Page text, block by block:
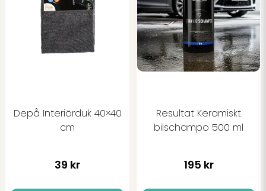
Depå Interiörduk 40×40
cm
39 kr
Resultat Keramiskt
bilschampo 500 ml
195 kr